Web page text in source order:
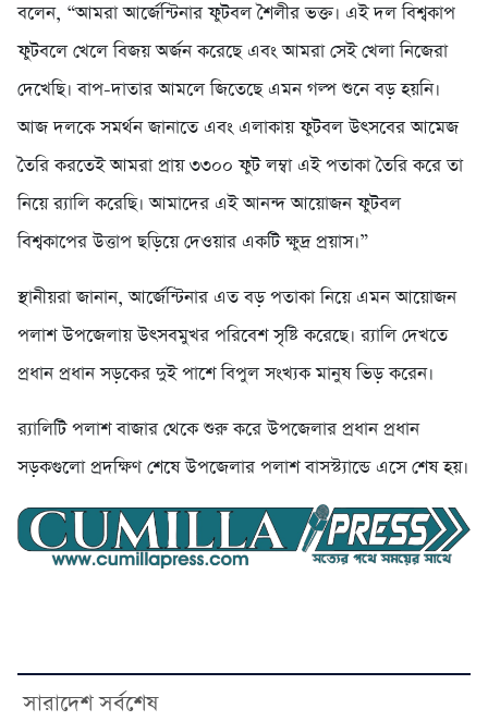
বলেন, “আমরা আর্জেন্টিনার ফুটবল শৈলীর ভক্ত। এই দল বিশ্বকাপ
ফুটবলে খেলে বিজয় অর্জন করেছে এবং আমরা সেই খেলা নিজেরা
দেখেছি। বাপ-দাতার আমলে জিতেছে এমন গল্প শুনে বড় হয়নি।
আজ দলকে সমর্থন জানাতে এবং এলাকায় ফুটবল উৎসবের আমেজ
তৈরি করতেই আমরা প্রায় ৩৩০০ ফুট লম্বা এই পতাকা তৈরি করে তা
নিয়ে র‍্যালি করেছি। আমাদের এই আনন্দ আয়োজন ফুটবল
বিশ্বকাপের উত্তাপ ছড়িয়ে দেওয়ার একটি ক্ষুদ্র প্রয়াস।”
স্থানীয়রা জানান, আর্জেন্টিনার এত বড় পতাকা নিয়ে এমন আয়োজন
পলাশ উপজেলায় উৎসবমুখর পরিবেশ সৃষ্টি করেছে। র‍্যালি দেখতে
প্রধান প্রধান সড়কের দুই পাশে বিপুল সংখ্যক মানুষ ভিড় করেন।
র‍্যালিটি পলাশ বাজার থেকে শুরু করে উপজেলার প্রধান প্রধান
সড়কগুলো প্রদক্ষিণ শেষে উপজেলার পলাশ বাসস্ট্যান্ডে এসে শেষ হয়।
সারাদেশ সর্বশেষ